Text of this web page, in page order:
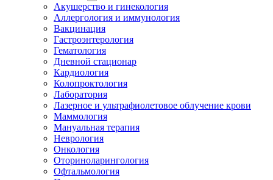
Акушерство и гинекология
Аллергология и иммунология
Вакцинация
Гастроэнтерология
Гематология
Дневной стационар
Кардиология
Колопроктология
Лаборатория
Лазерное и ультрафиолетовое облучение крови
Маммология
Мануальная терапия
Неврология
Онкология
Оториноларингология
Офтальмология